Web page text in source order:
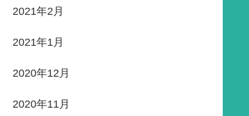
2021年2月
2021年1月
2020年12月
2020年11月